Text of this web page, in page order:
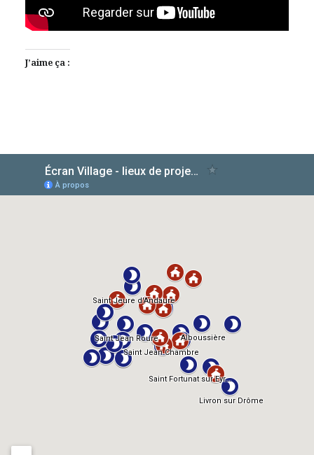
J’aime ça :
AlloCiné